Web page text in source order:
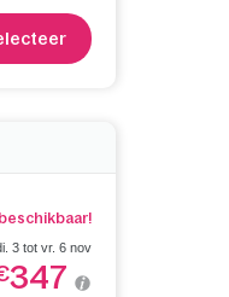
3 tot vr. 6 nov
347